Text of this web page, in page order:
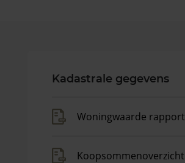
Kadastrale gegevens
Woningwaarde rapport
Koopsommenoverzicht